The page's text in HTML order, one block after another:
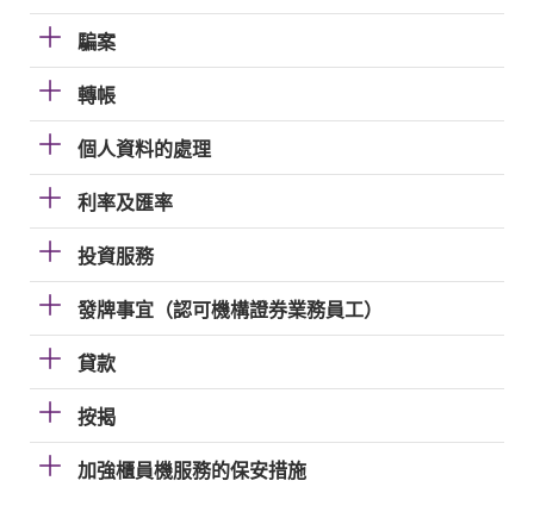
騙案
轉帳
個人資料的處理
利率及匯率
投資服務
發牌事宜（認可機構證券業務員工）
貸款
按揭
加強櫃員機服務的保安措施